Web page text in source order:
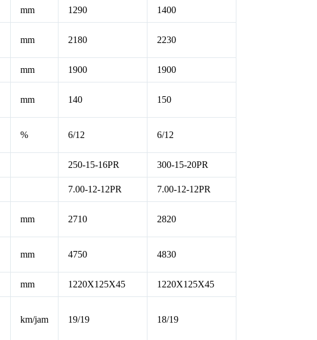
mm 1290 1400
mm 2180 2230
mm 1900 1900
mm 140 150
% 6/12 6/12
250-15-16PR 300-15-20PR
7.00-12-12PR 7.00-12-12PR
mm 2710 2820
mm 4750 4830
mm 1220X125X45 1220X125X45
km/jam 19/19 18/19